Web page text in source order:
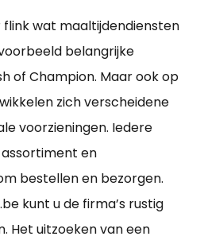
flink wat maaltijdendiensten
belangrijke
of Champion. Maar ook op
zich verscheidene
voorzieningen. Iedere
assortiment en
bestellen en bezorgen.
kunt u de firma’s rustig
Het uitzoeken van een